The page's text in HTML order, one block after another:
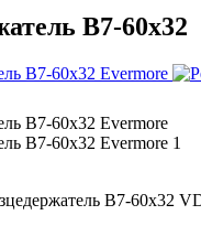
B7-60x32
B7-